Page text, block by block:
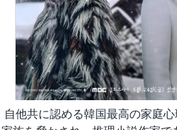
自他共に認める韓国最高の家庭